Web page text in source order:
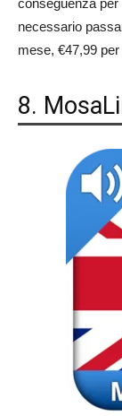
conseguenza per
necessario
mese, €47,99
8.